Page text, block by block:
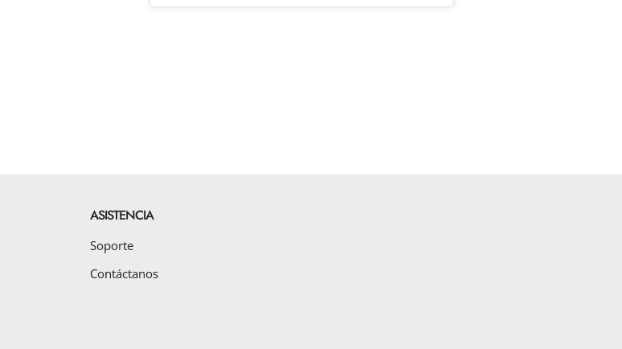
ASISTENCIA
Soporte
Contáctanos